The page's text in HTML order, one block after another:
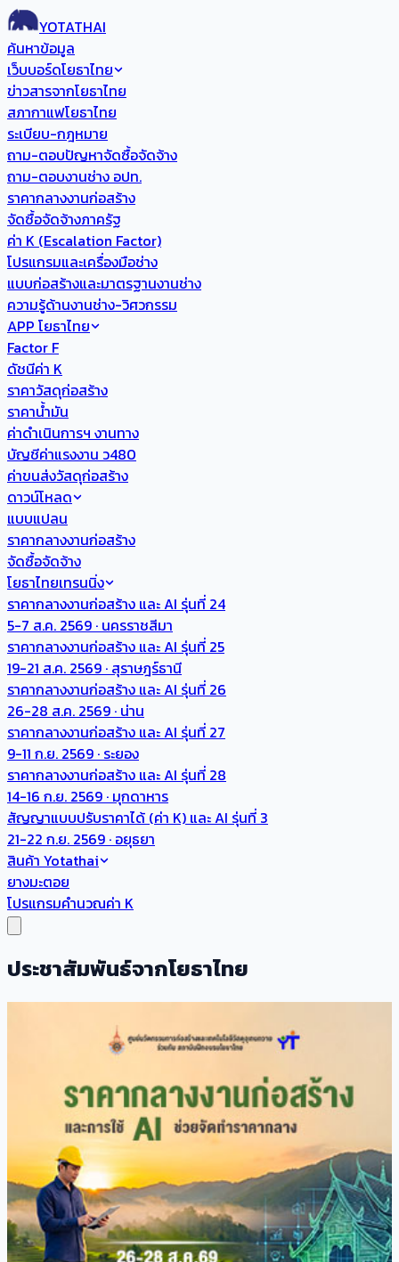
YOTATHAI
ค้นหาข้อมูล
เว็บบอร์ดโยธาไทย
ข่าวสารจากโยธาไทย
สภากาแฟโยธาไทย
ระเบียบ-กฎหมาย
ถาม-ตอบปัญหาจัดซื้อจัดจ้าง
ถาม-ตอบงานช่าง อปท.
ราคากลางงานก่อสร้าง
จัดซื้อจัดจ้างภาครัฐ
ค่า K (Escalation Factor)
โปรแกรมและเครื่องมือช่าง
แบบก่อสร้างและมาตรฐานงานช่าง
ความรู้ด้านงานช่าง-วิศวกรรม
APP โยธาไทย
Factor F
ดัชนีค่า K
ราคาวัสดุก่อสร้าง
ราคาน้ำมัน
ค่าดำเนินการฯ งานทาง
บัญชีค่าแรงงาน ว480
ค่าขนส่งวัสดุก่อสร้าง
ดาวน์โหลด
แบบแปลน
ราคากลางงานก่อสร้าง
จัดซื้อจัดจ้าง
โยธาไทยเทรนนิ่ง
ราคากลางงานก่อสร้าง และ AI รุ่นที่ 24
5-7 ส.ค. 2569 · นครราชสีมา
ราคากลางงานก่อสร้าง และ AI รุ่นที่ 25
19-21 ส.ค. 2569 · สุราษฎร์ธานี
ราคากลางงานก่อสร้าง และ AI รุ่นที่ 26
26-28 ส.ค. 2569 · น่าน
ราคากลางงานก่อสร้าง และ AI รุ่นที่ 27
9-11 ก.ย. 2569 · ระยอง
ราคากลางงานก่อสร้าง และ AI รุ่นที่ 28
14-16 ก.ย. 2569 · มุกดาหาร
สัญญาแบบปรับราคาได้ (ค่า K) และ AI รุ่นที่ 3
21-22 ก.ย. 2569 · อยุธยา
สินค้า Yotathai
ยางมะตอย
โปรแกรมคำนวณค่า K
ประชาสัมพันธ์จากโยธาไทย